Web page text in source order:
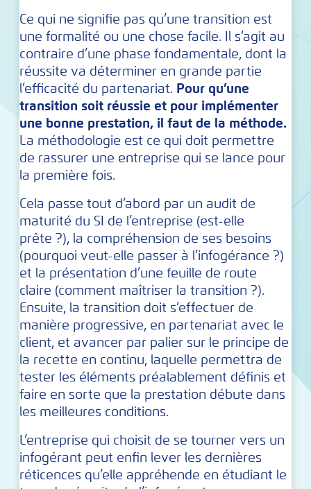
Ce qui ne signifie pas qu’une transition est
une formalité ou une chose facile. Il s’agit au
contraire d’une phase fondamentale, dont la
réussite va déterminer en grande partie
l’efficacité du partenariat. Pour qu’une
transition soit réussie et pour implémenter
une bonne prestation, il faut de la méthode.
La méthodologie est ce qui doit permettre
de rassurer une entreprise qui se lance pour
la première fois.
Cela passe tout d’abord par un audit de
maturité du SI de l’entreprise (est-elle
prête ?), la compréhension de ses besoins
(pourquoi veut-elle passer à l’infogérance ?)
et la présentation d’une feuille de route
claire (comment maîtriser la transition ?).
Ensuite, la transition doit s’effectuer de
manière progressive, en partenariat avec le
client, et avancer par palier sur le principe de
la recette en continu, laquelle permettra de
tester les éléments préalablement définis et
faire en sorte que la prestation débute dans
les meilleures conditions.
L’entreprise qui choisit de se tourner vers un
infogérant peut enfin lever les dernières
réticences qu’elle appréhende en étudiant le